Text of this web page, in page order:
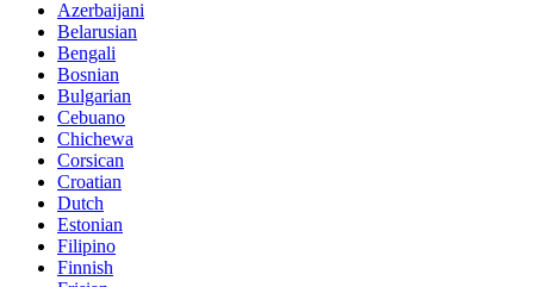
Azerbaijani
Belarusian
Bengali
Bosnian
Bulgarian
Cebuano
Chichewa
Corsican
Croatian
Dutch
Estonian
Filipino
Finnish